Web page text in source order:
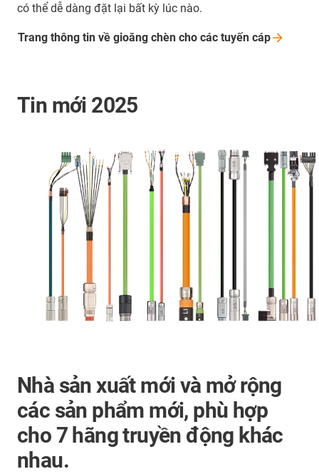
có thể dễ dàng đặt lại bất kỳ lúc nào.
Trang thông tin về gioăng chèn cho các tuyến cáp
Tin mới 2025
Nhà sản xuất mới và mở rộng
các sản phẩm mới, phù hợp
cho 7 hãng truyền động khác
nhau.